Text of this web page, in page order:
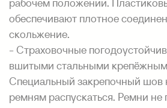
обеспечивают плотное
скольжение.
- Страховочные
вшитыми стальными
Специальный закрепочный
ремням распускаться. Ремни не